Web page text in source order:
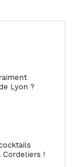
Lyon ?
Cordeliers !